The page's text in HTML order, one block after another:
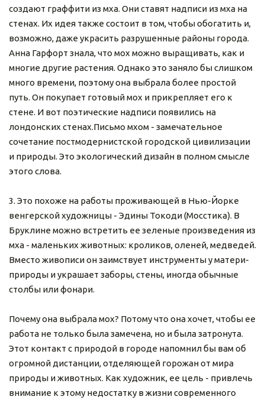
создают граффити из мха. Они ставят надписи из мха на
стенах. Их идея также состоит в том, чтобы обогатить и,
возможно, даже украсить разрушенные районы города.
Анна Гарфорт знала, что мох можно выращивать, как и
многие другие растения. Однако это заняло бы слишком
много времени, поэтому она выбрала более простой
путь. Он покупает готовый мох и прикрепляет его к
стене. И вот поэтические надписи появились на
лондонских стенах.Письмо мхом - замечательное
сочетание постмодернистской городской цивилизации
и природы. Это экологический дизайн в полном смысле
этого слова.
3. Это похоже на работы проживающей в Нью-Йорке
венгерской художницы - Эдины Токоди (Мосстика). В
Бруклине можно встретить ее зеленые произведения из
мха - маленьких животных: кроликов, оленей, медведей.
Вместо живописи он заимствует инструменты у матери-
природы и украшает заборы, стены, иногда обычные
столбы или фонари.
Почему она выбрала мох? Потому что она хочет, чтобы ее
работа не только была замечена, но и была затронута.
Этот контакт с природой в городе напомнил бы вам об
огромной дистанции, отделяющей горожан от мира
природы и животных. Как художник, ее цель - привлечь
внимание к этому недостатку в жизни современного